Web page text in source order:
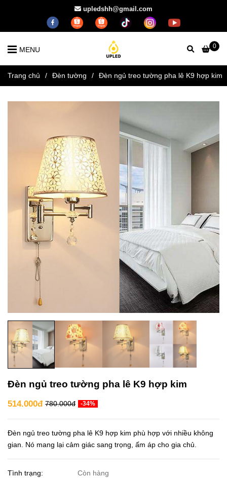
upledshh@gmail.com
0
MENU
Trang chủ / Đèn tường / Đèn ngủ treo tường pha lê K9 hợp kim
Đèn ngủ treo tường pha lê K9 hợp kim
514.000đ 780.000đ -34%
Đèn ngủ treo tường pha lê K9 hợp kim phù hợp với nhiều không
gian. Nó mang lại cảm giác sang trọng, ấm áp cho gia chủ.
Tình trạng: Còn hàng